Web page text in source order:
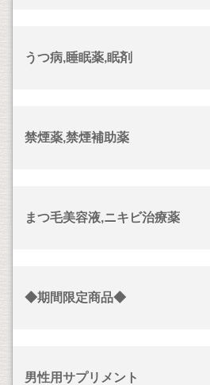
うつ病,睡眠薬,眠剤
禁煙薬,禁煙補助薬
まつ毛美容液,ニキビ治療薬
◆期間限定商品◆
男性用サプリメント